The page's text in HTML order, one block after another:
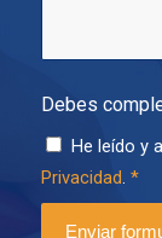
Debes
He leído y
Privacidad. *